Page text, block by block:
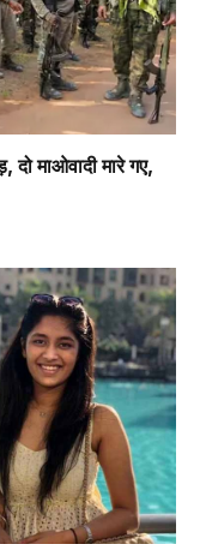
माओवादी मारे गए,